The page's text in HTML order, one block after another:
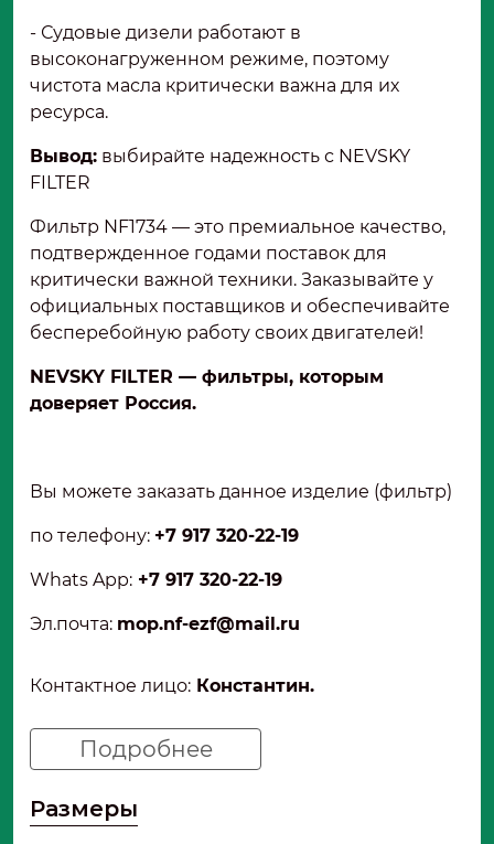
- Судовые дизели работают в
высоконагруженном режиме, поэтому
чистота масла критически важна для их
ресурса.
Вывод: выбирайте надежность с NEVSKY
FILTER
Фильтр NF1734 — это премиальное качество,
подтвержденное годами поставок для
критически важной техники. Заказывайте у
официальных поставщиков и обеспечивайте
бесперебойную работу своих двигателей!
NEVSKY FILTER — фильтры, которым
доверяет Россия.
Вы можете заказать данное изделие (фильтр)
по телефону: +7 917 320-22-19
Whats App: +7 917 320-22-19
Эл.почта: mop.nf-ezf@mail.ru
Контактное лицо: Константин.
Подробнее
Размеры